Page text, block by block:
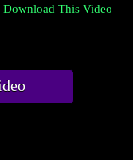
This Video